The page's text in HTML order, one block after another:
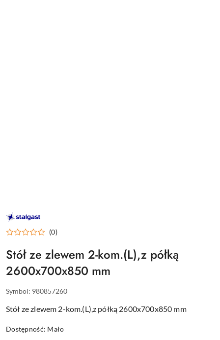
STALGAST
–
WYPOSAŻENIE
DLA
(0)
Stół ze zlewem 2-kom.(L),z półką
2600x700x850 mm
Symbol: 980857260
Stół ze zlewem 2-kom.(L),z półką 2600x700x850 mm
Dostępność: Mało